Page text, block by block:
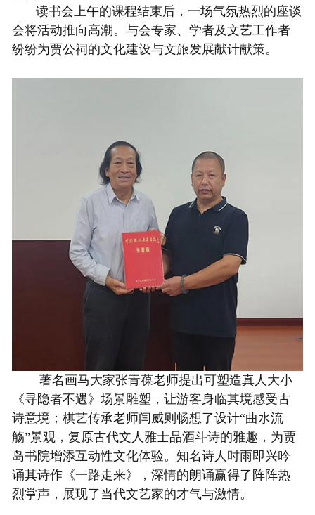
读书会上午的课程结束后，一场气氛热烈的座谈
会将活动推向高潮。与会专家、学者及文艺工作者
纷纷为贾公祠的文化建设与文旅发展献计献策。
著名画马大家张青葆老师提出可塑造真人大小
《寻隐者不遇》场景雕塑，让游客身临其境感受古
诗意境；棋艺传承老师闫威则畅想了设计“曲水流
觞”景观，复原古代文人雅士品酒斗诗的雅趣，为贾
岛书院增添互动性文化体验。知名诗人时雨即兴吟
诵其诗作《一路走来》，深情的朗诵赢得了阵阵热
烈掌声，展现了当代文艺家的才气与激情。